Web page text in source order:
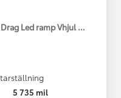
Led ramp Vhjul motorv
5 735 mil